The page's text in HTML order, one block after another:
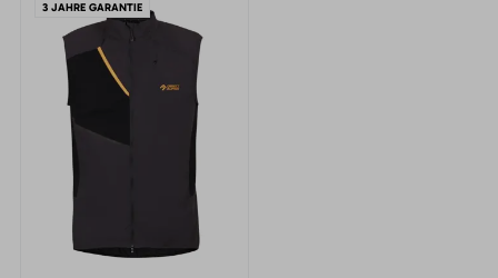
3 JAHRE GARANTIE